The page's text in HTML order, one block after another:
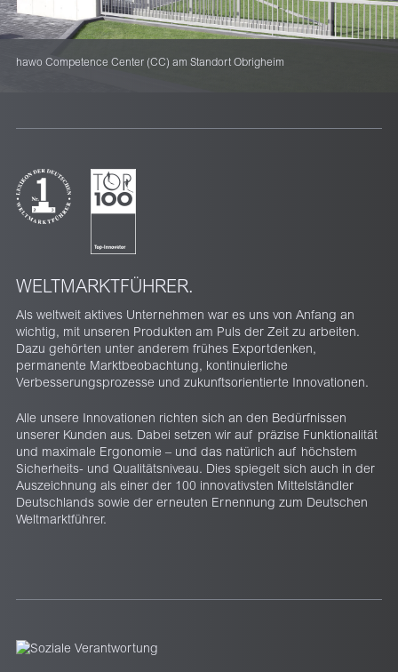
hawo Competence Center (CC) am Standort Obrigheim
WELTMARKTFÜHRER.
Als weltweit aktives Unternehmen war es uns von Anfang an
wichtig, mit unseren Produkten am Puls der Zeit zu arbeiten.
Dazu gehörten unter anderem frühes Exportdenken,
permanente Marktbeobachtung, kontinuierliche
Verbesserungsprozesse und zukunftsorientierte Innovationen.
Alle unsere Innovationen richten sich an den Bedürfnissen
unserer Kunden aus. Dabei setzen wir auf präzise Funktionalität
und maximale Ergonomie – und das natürlich auf höchstem
Sicherheits- und Qualitätsniveau. Dies spiegelt sich auch in der
Auszeichnung als einer der 100 innovativsten Mittelständler
Deutschlands sowie der erneuten Ernennung zum Deutschen
Weltmarktführer.